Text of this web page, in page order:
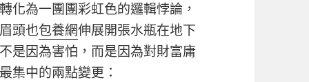
化為一團團彩虹色的邏輯悖論，
頭也包養網伸展開張水瓶在地下
是因為害怕，而是因為對財富庸
集中的兩點變更：